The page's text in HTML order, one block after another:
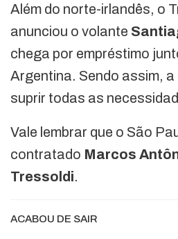
Além do norte-irlandês, o
anunciou o volante
chega por empréstimo
Argentina. Sendo assim,
suprir todas as
Vale lembrar que o São
contratado Marcos
Tressoldi.
ACABOU DE SAIR